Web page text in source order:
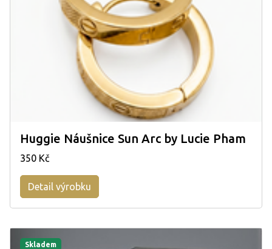
Huggie Náušnice Sun Arc by Lucie Pham
350 Kč
Detail výrobku
Skladem